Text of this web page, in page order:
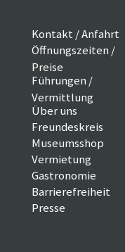
Kontakt / Anfahrt
Öffnungszeiten /
Preise
Führungen /
Vermittlung
Über uns
Freundeskreis
Museumsshop
Vermietung
Gastronomie
Barrierefreiheit
Presse